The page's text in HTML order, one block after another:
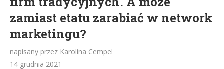
zamiast etatu zarabiać w network
marketingu?
napisany przez Karolina Cempel
14 grudnia 2021